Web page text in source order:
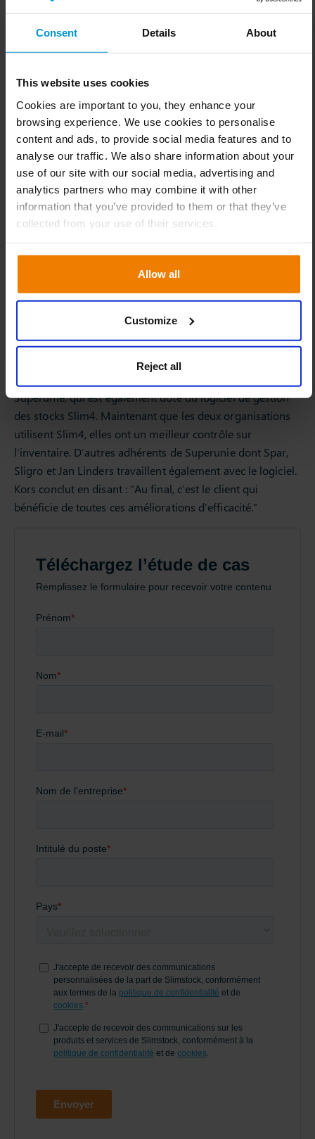
Consent Details About
This website uses cookies
Cookies are important to you, they enhance your
browsing experience. We use cookies to personalise
content and ads, to provide social media features and to
analyse our traffic. We also share information about your
use of our site with our social media, advertising and
analytics partners who may combine it with other
information that you’ve provided to them or that they’ve
collected from your use of their services.
Allow all
Customize
Reject all
différents scénarios de changements d’assortiment. Le
les transformations requises plus rapidement.”
D’acheteurs à véritables
gestionnaires de stocks
Grâce à la mise en place de Slim4 et à la formation
associée, le processus d’achat chez Vomar Voordeelmarkt
est désormais beaucoup plus efficace. “Notre équipe
d’approvisionnement a été formée par Slimstock et ce
entière. Grâce aux principes de gestion par exception de
Slim4, ils disposent de plus de temps pour se concentrer
sur les articles nécessitant une attention particulière. De
avec les fournisseurs afin de prendre des dispositions plus
efficaces.”
Superunie, qui est également doté du logiciel de gestion
des stocks Slim4. Maintenant que les deux organisations
utilisent Slim4, elles ont un meilleur contrôle sur
l’inventaire. D’autres adhérents de Superunie dont Spar,
Sligro et Jan Linders travaillent également avec le logiciel.
Kors conclut en disant : “Au final, c’est le client qui
bénéficie de toutes ces améliorations d’efficacité.”